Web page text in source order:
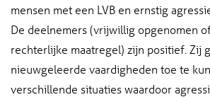
mensen met een LVB en ernstig
De deelnemers (vrijwillig opgenomen
rechterlijke maatregel) zijn positief. Zij
nieuwgeleerde vaardigheden toe te
verschillende situaties waardoor